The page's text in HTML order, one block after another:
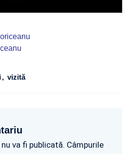
vizită
va fi publicată. Câmpurile